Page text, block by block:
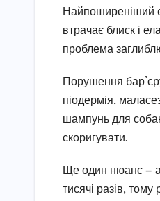
Найпоширеніший
втрачає блиск і
проблема
Порушення
піодермія,
шампунь для
скоригувати.
Ще один нюанс —
тисячі разів,